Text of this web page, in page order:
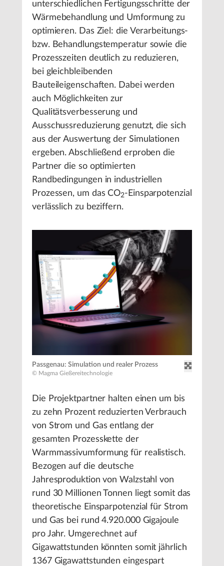
unterschiedlichen Fertigungsschritte der
Wärmebehandlung und Umformung zu
optimieren. Das Ziel: die Verarbeitungs-
bzw. Behandlungstemperatur sowie die
Prozesszeiten deutlich zu reduzieren,
bei gleichbleibenden
Bauteileigenschaften. Dabei werden
auch Möglichkeiten zur
Qualitätsverbesserung und
Ausschussreduzierung genutzt, die sich
aus der Auswertung der Simulationen
ergeben. Abschließend erproben die
Partner die so optimierten
Randbedingungen in industriellen
Prozessen, um das CO2-Einsparpotenzial
verlässlich zu beziffern.
Passgenau: Simulation und realer Prozess
© Magma Gießereitechnologie
Die Projektpartner halten einen um bis
zu zehn Prozent reduzierten Verbrauch
von Strom und Gas entlang der
gesamten Prozesskette der
Warmmassivumformung für realistisch.
Bezogen auf die deutsche
Jahresproduktion von Walzstahl von
rund 30 Millionen Tonnen liegt somit das
theoretische Einsparpotenzial für Strom
und Gas bei rund 4.920.000 Gigajoule
pro Jahr. Umgerechnet auf
Gigawattstunden könnten somit jährlich
1367 Gigawattstunden eingespart